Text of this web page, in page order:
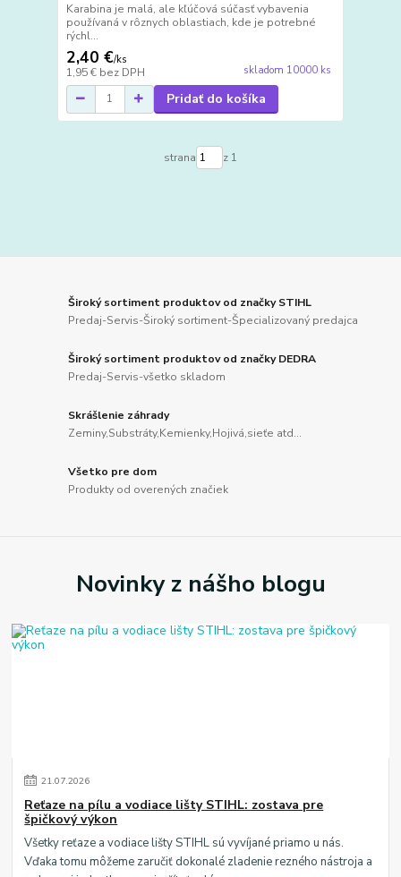
Karabina je malá, ale kľúčová súčasť vybavenia
používaná v rôznych oblastiach, kde je potrebné
rýchl...
2,40 €/ks
1,95 € bez DPH skladom 10000 ks
Pridať do košíka
strana z 1
Široký sortiment produktov od značky STIHL
Predaj-Servis-Široký sortiment-Špecializovaný predajca
Široký sortiment produktov od značky DEDRA
Predaj-Servis-všetko skladom
Skrášlenie záhrady
Zeminy,Substráty,Kemienky,Hojivá,sieťe atd...
Všetko pre dom
Produkty od overených značiek
Novinky z nášho blogu
21.07.2026
Reťaze na pílu a vodiace lišty STIHL: zostava pre
špičkový výkon
Všetky reťaze a vodiace lišty STIHL sú vyvíjané priamo u nás.
Vďaka tomu môžeme zaručiť dokonalé zladenie rezného nástroja a